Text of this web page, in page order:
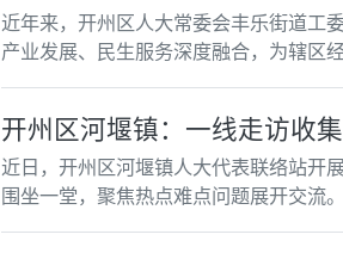
近年来，开州区人大常委会丰乐街道工
产业发展、民生服务深度融合，为辖区
开州区河堰镇：一线走访收
近日，开州区河堰镇人大代表联络站开
围坐一堂，聚焦热点难点问题展开交流。